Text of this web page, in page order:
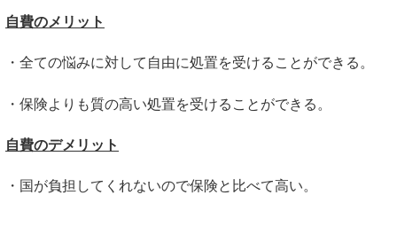
自費のメリット
・全ての悩みに対して自由に処置を受けることができる。
・保険よりも質の高い処置を受けることができる。
自費のデメリット
・国が負担してくれないので保険と比べて高い。